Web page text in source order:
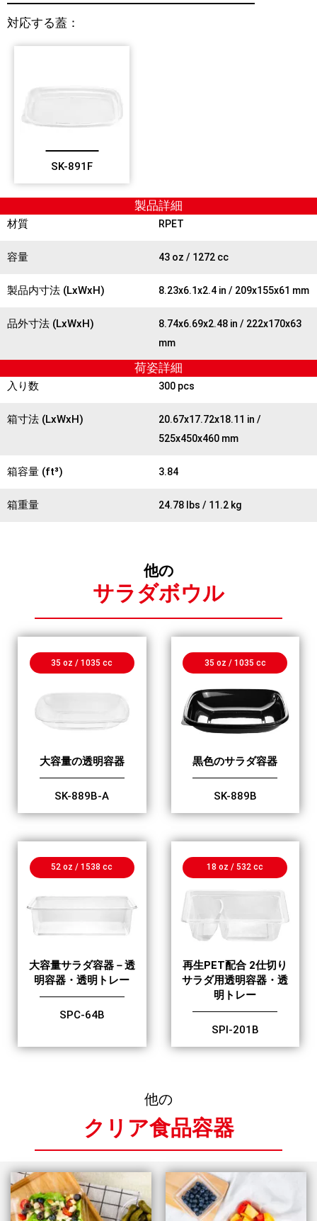
対応する蓋：
SK-891F
製品詳細
材質 RPET
容量 43 oz / 1272 cc
製品内寸法 (LxWxH) 8.23x6.1x2.4 in / 209x155x61 mm
品外寸法 (LxWxH)
8.74x6.69x2.48 in / 222x170x63
mm
荷姿詳細
入り数 300 pcs
箱寸法 (LxWxH)
20.67x17.72x18.11 in /
525x450x460 mm
箱容量 (ft³) 3.84
箱重量 24.78 lbs / 11.2 kg
他の
サラダボウル
35 oz / 1035 cc
大容量の透明容器
SK-889B-A
35 oz / 1035 cc
黒色のサラダ容器
SK-889B
52 oz / 1538 cc
大容量サラダ容器－透
明容器・透明トレー
SPC-64B
18 oz / 532 cc
再生PET配合 2仕切り
サラダ用透明容器・透
明トレー
SPI-201B
他の
クリア食品容器